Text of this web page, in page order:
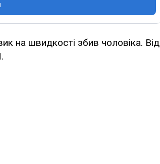
на швидкості збив чоловіка. Від